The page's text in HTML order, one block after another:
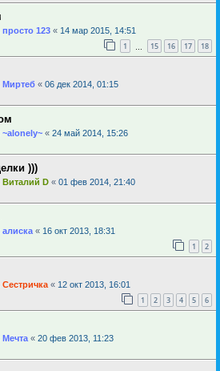
просто 123 « 14 мар 2015, 14:51
1 15 16 17 18
Миртеб « 06 дек 2014, 01:15
~alonely~ « 24 май 2014, 15:26
)))
Виталий D « 01 фев 2014, 21:40
алиска « 16 окт 2013, 18:31
1 2
Сестричка « 12 окт 2013, 16:01
1 2 3 4 5 6
Мечта « 20 фев 2013, 11:23